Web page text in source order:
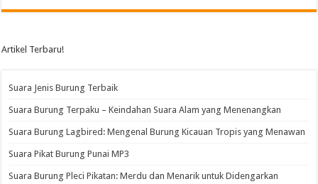
Artikel Terbaru!
Suara Jenis Burung Terbaik
Suara Burung Terpaku – Keindahan Suara Alam yang Menenangkan
Suara Burung Lagbired: Mengenal Burung Kicauan Tropis yang Menawan
Suara Pikat Burung Punai MP3
Suara Burung Pleci Pikatan: Merdu dan Menarik untuk Didengarkan